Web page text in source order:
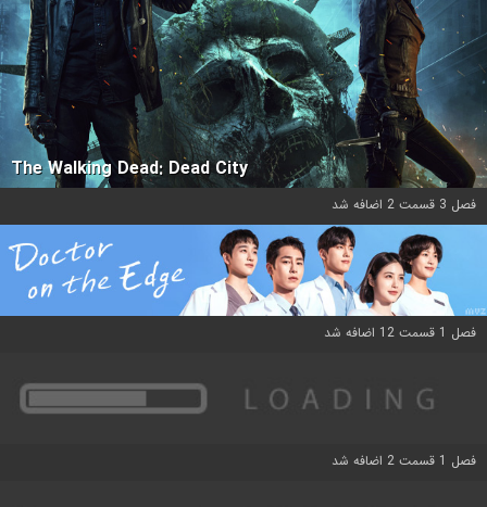
The Walking Dead: Dead City
فصل 3 قسمت 2 اضافه شد
فصل 1 قسمت 12 اضافه شد
فصل 1 قسمت 2 اضافه شد